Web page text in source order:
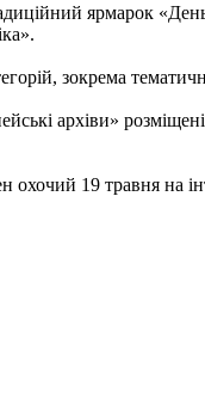
ярмарок
зокрема
архіви»
19 травня на